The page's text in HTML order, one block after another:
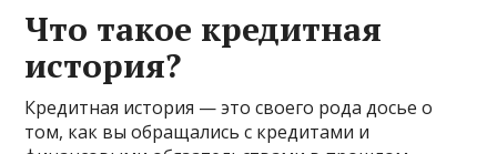
Что такое кредитная
история?
Кредитная история — это своего рода досье о
том, как вы обращались с кредитами и